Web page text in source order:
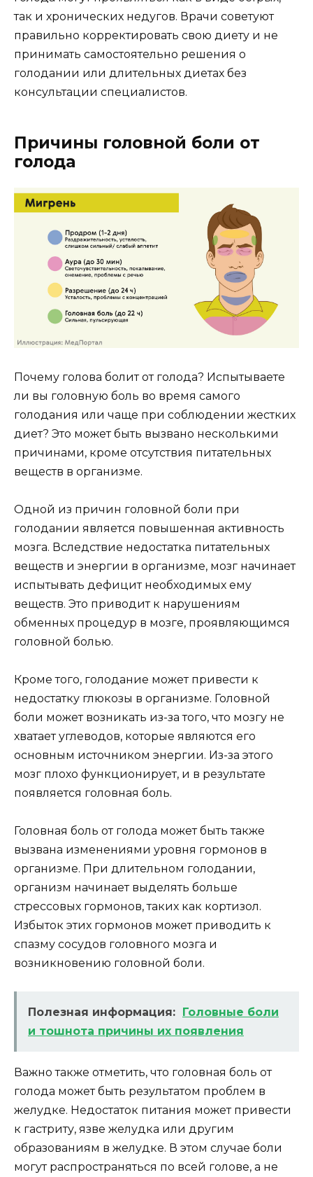
так и хронических недугов. Врачи советуют
правильно корректировать свою диету и не
принимать самостоятельно решения о
голодании или длительных диетах без
консультации специалистов.
Причины головной боли от
голода
Почему голова болит от голода? Испытываете
ли вы головную боль во время самого
голодания или чаще при соблюдении жестких
диет? Это может быть вызвано несколькими
причинами, кроме отсутствия питательных
веществ в организме.
Одной из причин головной боли при
голодании является повышенная активность
мозга. Вследствие недостатка питательных
веществ и энергии в организме, мозг начинает
испытывать дефицит необходимых ему
веществ. Это приводит к нарушениям
обменных процедур в мозге, проявляющимся
головной болью.
Кроме того, голодание может привести к
недостатку глюкозы в организме. Головной
боли может возникать из-за того, что мозгу не
хватает углеводов, которые являются его
основным источником энергии. Из-за этого
мозг плохо функционирует, и в результате
появляется головная боль.
Головная боль от голода может быть также
вызвана изменениями уровня гормонов в
организме. При длительном голодании,
организм начинает выделять больше
стрессовых гормонов, таких как кортизол.
Избыток этих гормонов может приводить к
спазму сосудов головного мозга и
возникновению головной боли.
Полезная информация:
Головные боли
и тошнота причины их появления
Важно также отметить, что головная боль от
голода может быть результатом проблем в
желудке. Недостаток питания может привести
к гастриту, язве желудка или другим
образованиям в желудке. В этом случае боли
могут распространяться по всей голове, а не